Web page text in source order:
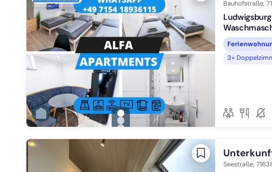
gallery.slide_selector
Zu Slide 1 wechseln
Zu Slide 2 wechseln
Zu Slide 4 wechseln
Zu Slide 5 wechseln
Zu Slide 6 wechseln
Bauhofstraße,
3×
Seestraße,